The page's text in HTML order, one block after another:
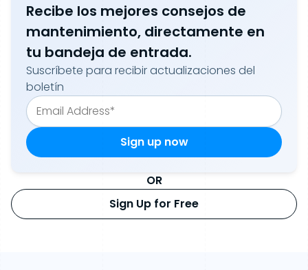
Recibe los mejores consejos de
mantenimiento, directamente en
tu bandeja de entrada.
Suscríbete para recibir actualizaciones del
boletín
OR
Sign Up for Free